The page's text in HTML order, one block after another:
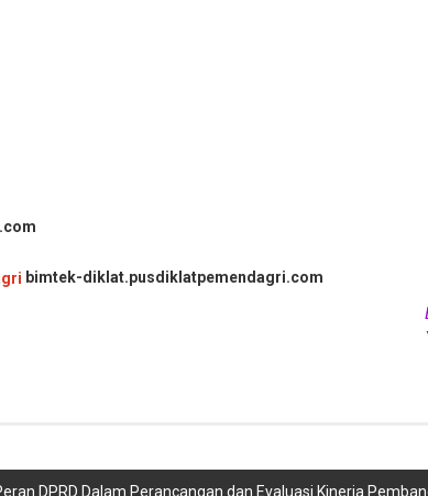
bimtek-diklat.pusdiklatpemendagri.com
DPRD Dalam Perancangan dan Evaluasi Kinerja